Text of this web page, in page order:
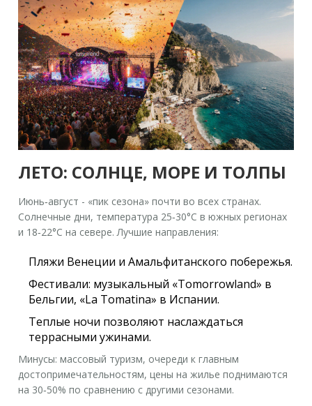
ЛЕТО: СОЛНЦЕ, МОРЕ И ТОЛПЫ
Июнь‑август - «пик сезона» почти во всех странах.
Солнечные дни, температура 25‑30°C в южных регионах
и 18‑22°C на севере. Лучшие направления:
Пляжи Венеции и Амальфитанского побережья.
Фестивали: музыкальный «Tomorrowland» в
Бельгии, «La Tomatina» в Испании.
Теплые ночи позволяют наслаждаться
террасными ужинами.
Минусы: массовый туризм, очереди к главным
достопримечательностям, цены на жилье поднимаются
на 30‑50% по сравнению с другими сезонами.